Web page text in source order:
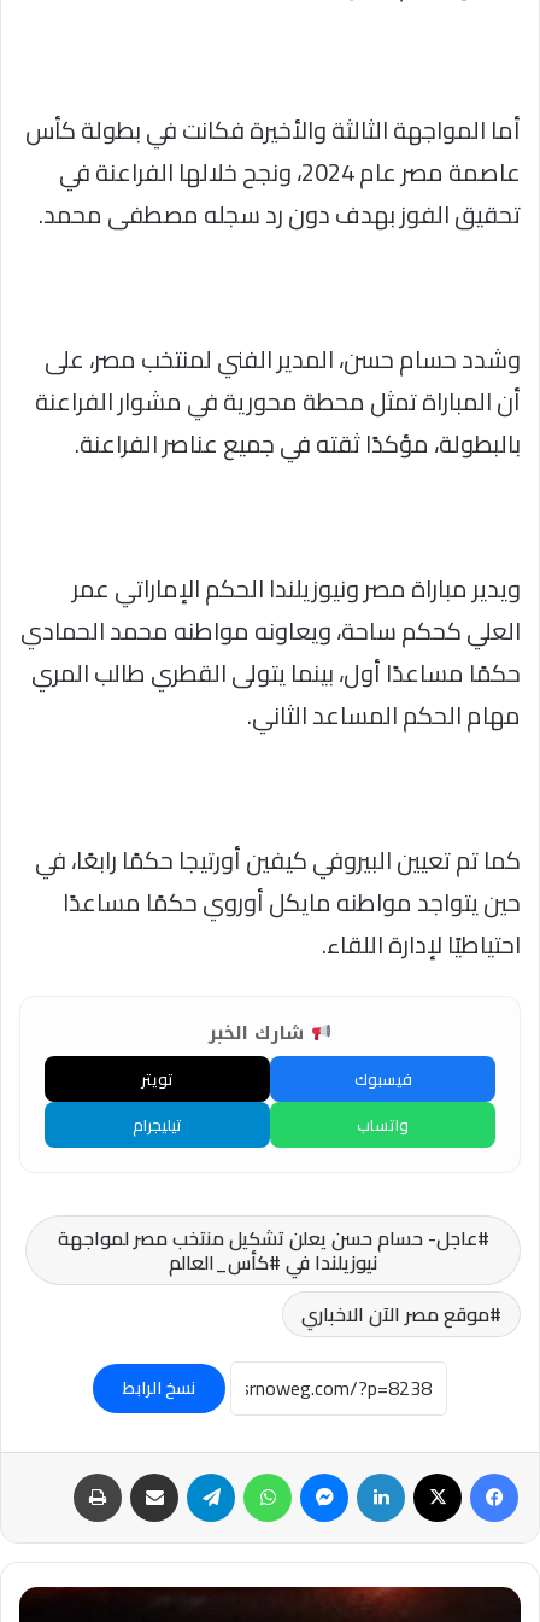
أما المواجهة الثالثة والأخيرة فكانت في بطولة كأس
عاصمة مصر عام 2024، ونجح خلالها الفراعنة في
تحقيق الفوز بهدف دون رد سجله مصطفى محمد.
وشدد حسام حسن، المدير الفني لمنتخب مصر، على
أن المباراة تمثل محطة محورية في مشوار الفراعنة
بالبطولة، مؤكدًا ثقته في جميع عناصر الفراعنة.
ويدير مباراة مصر ونيوزيلندا الحكم الإماراتي عمر
العلي كحكم ساحة، ويعاونه مواطنه محمد الحمادي
حكمًا مساعدًا أول، بينما يتولى القطري طالب المري
مهام الحكم المساعد الثاني.
كما تم تعيين البيروفي كيفين أورتيجا حكمًا رابعًا، في
حين يتواجد مواطنه مايكل أوروي حكمًا مساعدًا
احتياطيًا لإدارة اللقاء.
شارك الخبر
فيسبوك
تويتر
واتساب
تيليجرام
عاجل- حسام حسن يعلن تشكيل منتخب مصر لمواجهة
نيوزيلندا في #كأس_العالم
موقع مصر الآن الاخباري
نسخ الرابط
فيسبوك لينكدإن ماسنجر واتساب تيلقرام مشاركة عبر البريد
عاجل-